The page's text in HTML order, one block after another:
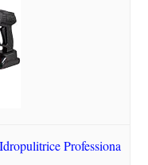
Professiona